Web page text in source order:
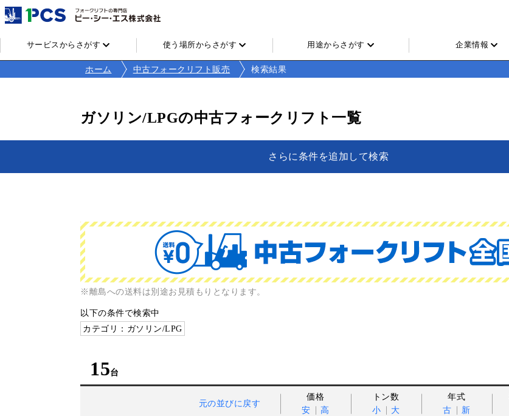
サービスからさがす 使う場所からさがす 用途からさがす 企業情報
ホーム 中古フォークリフト販売 検索結果
ガソリン/LPGの中古フォークリフト一覧
さらに条件を追加して検索
※離島への送料は別途お見積もりとなります。
以下の条件で検索中
カテゴリ：ガソリン/LPG
15
元の並びに戻す
価格
安
高
トン数
小
大
年式
古
新